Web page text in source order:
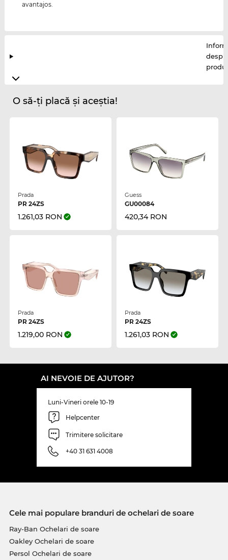
avantajos.
O să-ți placă și aceștia!
Prada
PR 24ZS
1.261,03 RON
Guess
GU00084
420,34 RON
Prada
PR 24ZS
1.219,00 RON
Prada
PR 24ZS
1.261,03 RON
AI NEVOIE DE AJUTOR?
Luni-Vineri orele 10-19
Helpcenter
Trimitere solicitare
+40 31 631 4008
Cele mai populare branduri de ochelari de soare
Ray-Ban Ochelari de soare
Oakley Ochelari de soare
Persol Ochelari de soare